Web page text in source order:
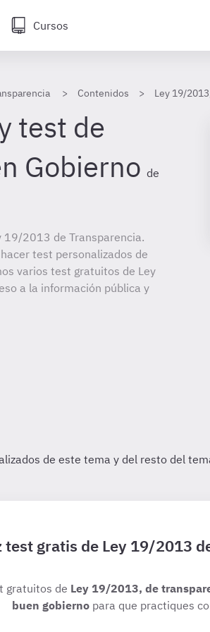
Cursos
Contenidos Ley 19/
test de
Gobierno de
19/2013 de Transparencia.
test personalizados de
varios test gratuitos de Ley
a la información pública y
test gratis de Ley 19/2013
gratuitos de Ley 19/2013, de
buen gobiernopara que practiques